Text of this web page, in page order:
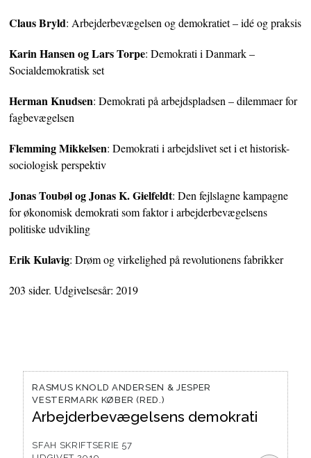
Claus Bryld: Arbejderbevægelsen og demokratiet – idé og praksis
Karin Hansen og Lars Torpe: Demokrati i Danmark –
Socialdemokratisk set
Herman Knudsen: Demokrati på arbejdspladsen – dilemmaer for
fagbevægelsen
Flemming Mikkelsen: Demokrati i arbejdslivet set i et historisk-
sociologisk perspektiv
Jonas Toubøl og Jonas K. Gielfeldt: Den fejlslagne kampagne
for økonomisk demokrati som faktor i arbejderbevægelsens
politiske udvikling
Erik Kulavig: Drøm og virkelighed på revolutionens fabrikker
203 sider. Udgivelsesår: 2019
RASMUS KNOLD ANDERSEN & JESPER
VESTERMARK KØBER (RED.)
Arbejderbevægelsens demokrati
SFAH SKRIFTSERIE 57